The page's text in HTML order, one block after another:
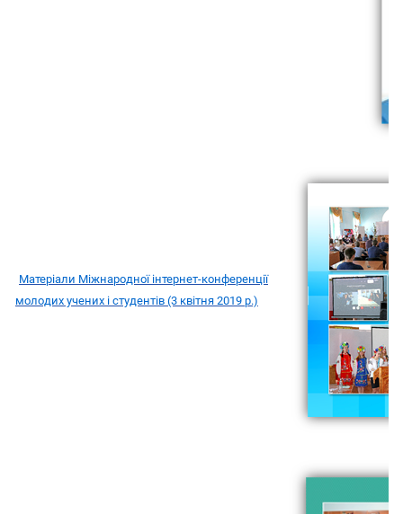
Матеріали Міжнародної інтернет-конференції
молодих учених і студентів (3 квітня 2019 р.)